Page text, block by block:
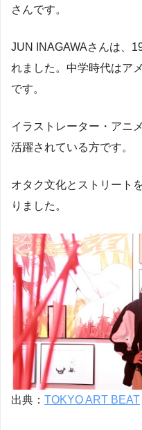
さんです。
JUN INAGAWAさんは、
れました。中学時代はア
です。
イラストレーター・アニ
活躍されている方です。
オタク文化とストリート
りました。
出典： TOKYO ART BEAT